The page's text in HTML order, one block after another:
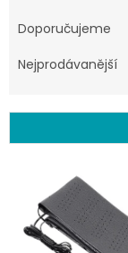
a
e
í
r
Doporučujeme
Nejprodávanější